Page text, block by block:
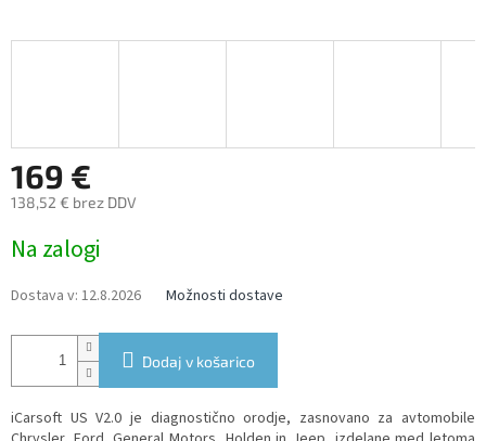
169 €
138,52 € brez DDV
price:
Na zalogi
Dostava v: 12.8.2026 Možnosti dostave
Dodaj v košarico
iCarsoft US V2.0 je diagnostično orodje, zasnovano za avtomobile